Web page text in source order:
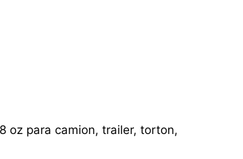
oz para camion, trailer, torton,